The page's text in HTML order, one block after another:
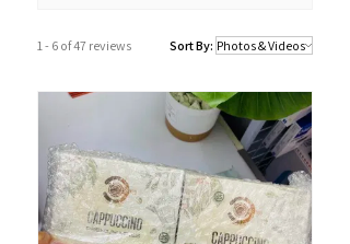
若果商品不幸出現沒有現貨或需要更長
或電話方式通知顧客。
1 - 6 of 47 reviews Sort By: